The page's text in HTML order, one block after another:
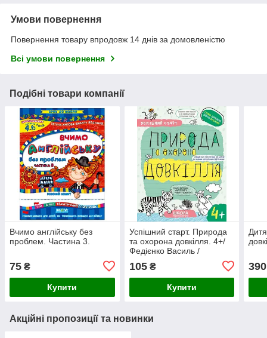
Умови повернення
Повернення товару впродовж 14 днів за домовленістю
Всі умови повернення
Подібні товари компанії
Вчимо англійську без
проблем. Частина 3.
75 ₴
Купити
Успішний старт. Природа
та охорона довкілля. 4+/
Федієнко Василь /
105₴
Купити
390
Акційні пропозиції та новинки